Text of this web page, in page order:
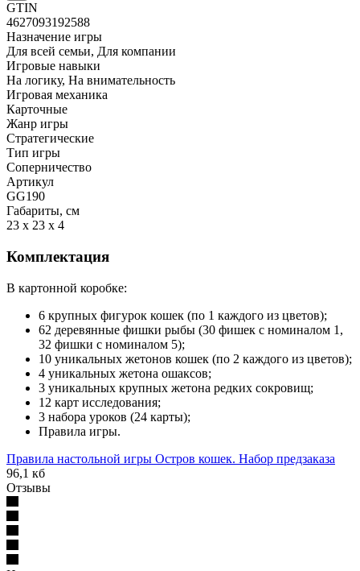
GTIN
4627093192588
Назначение игры
Для всей семьи, Для компании
Игровые навыки
На логику, На внимательность
Игровая механика
Карточные
Жанр игры
Стратегические
Тип игры
Соперничество
Артикул
GG190
Габариты, см
23 x 23 x 4
Комплектация
В картонной коробке:
6 крупных фигурок кошек (по 1 каждого из цветов);
62 деревянные фишки рыбы (30 фишек с номиналом 1,
32 фишки с номиналом 5);
10 уникальных жетонов кошек (по 2 каждого из цветов);
4 уникальных жетона ошаксов;
3 уникальных крупных жетона редких сокровищ;
12 карт исследования;
3 набора уроков (24 карты);
Правила игры.
Правила настольной игры Остров кошек. Набор предзаказа
96,1 кб
Отзывы